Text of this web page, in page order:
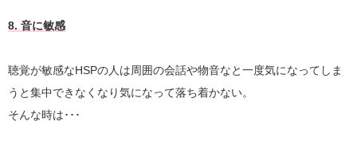
8. 音に敏感
聴覚が敏感なHSPの人は周囲の会話や物音なと一度気になってしま
うと集中できなくなり気になって落ち着かない。
そんな時は･･･